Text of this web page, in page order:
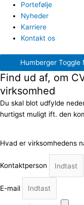
Portefølje
Nyheder
Karriere
Kontakt os
Humberger Toggle
Find ud af, om
virksomhed
Du skal blot udfylde
hurtigst muligt ift. den
Hvad er virksomhedens
Kontaktperson
E-mail